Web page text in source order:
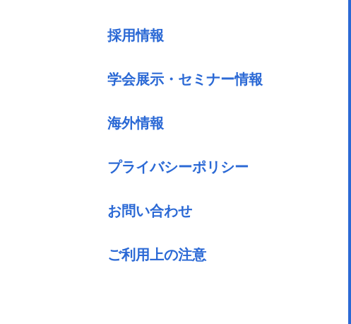
採用情報
学会展示・セミナー情報
海外情報
プライバシーポリシー
お問い合わせ
ご利用上の注意